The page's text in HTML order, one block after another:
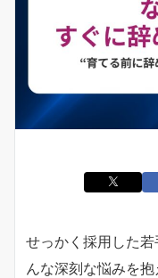
せっかく採用した
んな深刻な悩みを抱